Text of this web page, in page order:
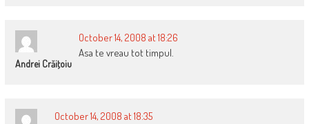
Andrei Crăiţoiu
October 14, 2008 at 18:26
Asa te vreau tot timpul.
October 14, 2008 at 18:35